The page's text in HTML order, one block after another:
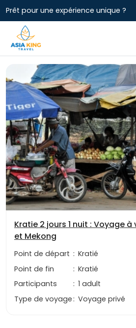
Prêt pour une expérience unique ?
Kratie 2 jours 1 nuit : Voyage
et Mekong
Point de départ : Kratié
Point de fin
: Kratié
Participants
: 1 adult
Type de voyage: Voyage privé